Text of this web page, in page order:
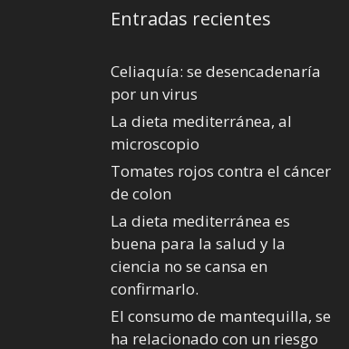
Entradas recientes
Celiaquía: se desencadenaría
por un virus
La dieta mediterránea, al
microscopio
Tomates rojos contra el cáncer
de colon
La dieta mediterránea es
buena para la salud y la
ciencia no se cansa en
confirmarlo.
El consumo de mantequilla, se
ha relacionado con un riesgo